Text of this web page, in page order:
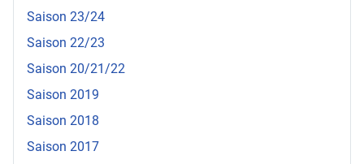
Saison 23/24
Saison 22/23
Saison 20/21/22
Saison 2019
Saison 2018
Saison 2017